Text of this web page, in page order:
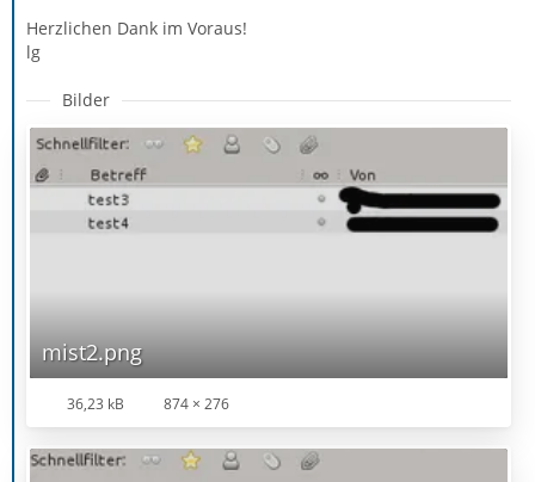
Herzlichen Dank im Voraus!
lg
Bilder
mist2.png
36,23 kB 874 × 276